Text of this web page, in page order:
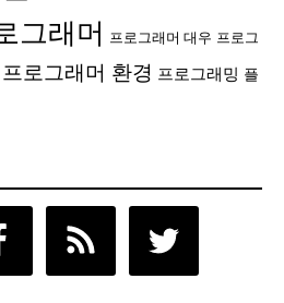
그래머 프로그래머 대우 프로그
프로그래머 환경 프로그래밍 플